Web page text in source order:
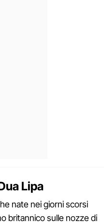
Lipa
nate nei giorni scorsi
britannico sulle nozze di